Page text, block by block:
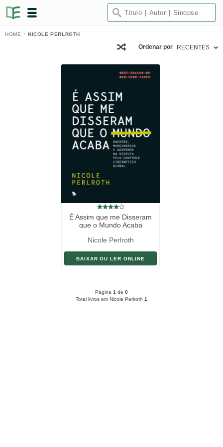
HOME NICOLE PERLROTH
Ordenar por RECENTES
É Assim que me Disseram
que o Mundo Acaba
Nicole Perlroth
BAIXAR OU LER ONLINE
Página 1 de 0
Total livros em Nicole Perlroth 1